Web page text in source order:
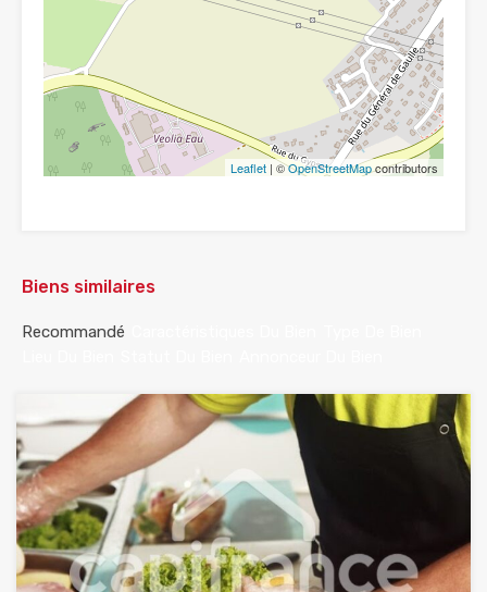
Leaflet | ©OpenStreetMapcontributors
Biens similaires
Recommandé